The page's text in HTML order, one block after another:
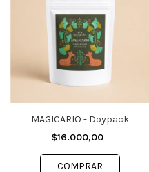
MAGICARIO - Doypack
$16.000,00